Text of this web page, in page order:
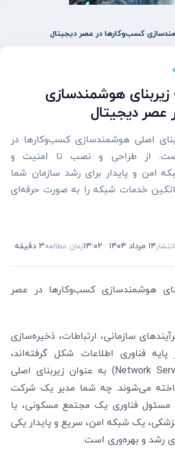
کسب‌وکارها در عصر دیجیتال
هوشمندسازی
عصر دیجیتال
اصلی هوشمندسازی کسب‌وکارها در
از طراحی و نصب تا امنیت و
امن و پایدار برای رشد سازمان شما
خدمات شبکه را به صورت حرفه‌ای
۱۴ مرداد ۱۴۰۴ · ۱۳:۰۲ زمان مطالعه3 دقیقه
هوشمندسازی کسب‌وکارها در عصر
سازمانی، ارتباطات، ذخیره‌سازی
فناوری اطلاعات شکل گرفته‌اند،
خدمات شبکه (Network Services) به عنوان زیربنای اصلی
می‌شوند. چه شما مدیر یک شرکت
فناوری یک مجتمع مسکونی، یا
یک شبکه امن، سریع و پایدار یکی
رشد و بهره‌وری است.